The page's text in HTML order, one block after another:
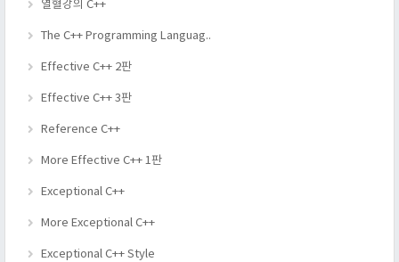
열혈강의 C++
The C++ Programming Languag..
Effective C++ 2판
Effective C++ 3판
Reference C++
More Effective C++ 1판
Exceptional C++
More Exceptional C++
Exceptional C++ Style